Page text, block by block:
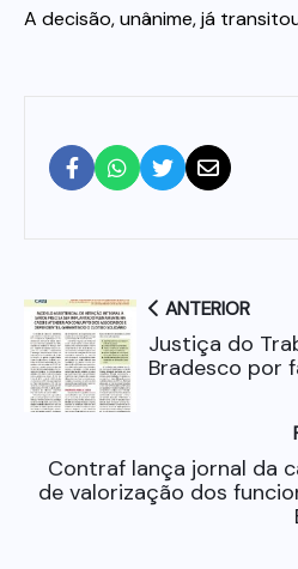
A decisão, unânime, já
ANTERIOR
Justiça do
Bradesco por
Contraf lança jornal da
de valorização dos